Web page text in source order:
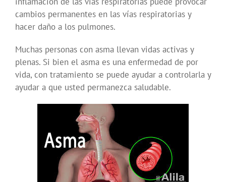
cambios permanentes en las vías respiratorias y
hacer daño a los pulmones.
Muchas personas con asma llevan vidas activas y
plenas. Si bien el asma es una enfermedad de por
vida, con tratamiento se puede ayudar a controlarla y
ayudar a que usted permanezca saludable.